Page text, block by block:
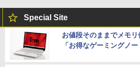
Special Site
お値段そのままでメモ
「お得なゲーミングノー